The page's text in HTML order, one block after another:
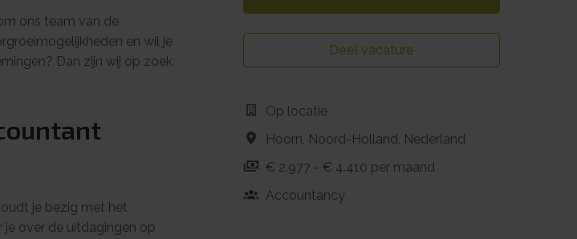
ons team van de
en wil je
Dan zijn wij op zoek
je bezig met het
je over de uitdagingen op
Deel vacature
Op locatie
Hoorn, Noord-Holland, Nederland
€ 2.977 - € 4.410 per maand
Accountancy